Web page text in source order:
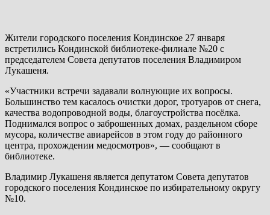
Жители городского поселения Кондинское 27 января
встретились Кондинской библиотеке-филиале №20 с
председателем Совета депутатов поселения Владимиром
Лукашеня.
«Участники встречи задавали волнующие их вопросы.
Большинство тем касалось очистки дорог, тротуаров от снега,
качества водопроводной воды, благоустройства посёлка.
Поднимался вопрос о заброшенных домах, раздельном сборе
мусора, количестве авиарейсов в этом году до районного
центра, прохождении медосмотров», — сообщают в
библиотеке.
Владимир Лукашеня является депутатом Совета депутатов
городского поселения Кондинское по избирательному округу
№10.